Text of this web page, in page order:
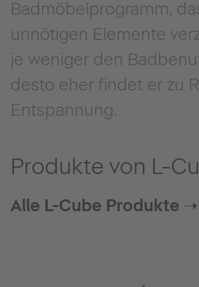
Badmöbelprogramm,
unnötigen Elemente
je weniger den
desto eher findet er zu
Entspannung.
Produkte von L-
Alle L-Cube Produkte ➝